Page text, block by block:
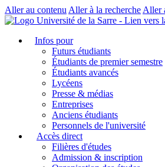
Aller au contenu Aller à la recherche Aller
Infos pour
Futurs étudiants
Étudiants de premier semestre
Étudiants avancés
Lycéens
Presse & médias
Entreprises
Anciens étudiants
Personnels de l'université
Accès direct
Filières d'études
Admission & inscription